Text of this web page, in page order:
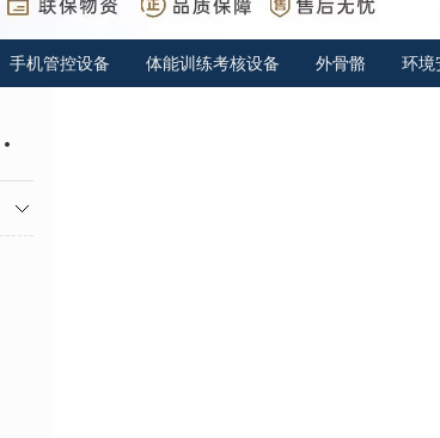
手机管控设备 体能训练考核设备 外骨骼 环境